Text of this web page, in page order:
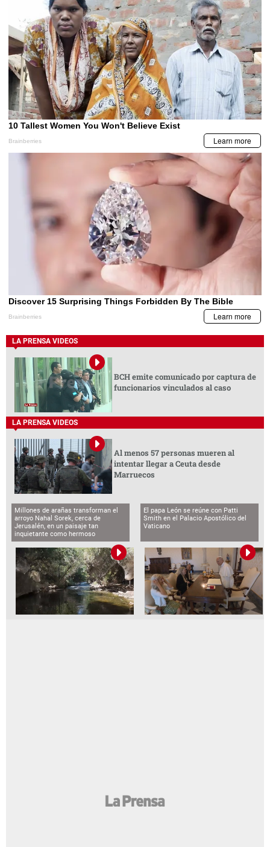
LA PRENSA VIDEOS
BCH emite comunicado por captura de
funcionarios vinculados al caso
LA PRENSA VIDEOS
Al menos 57 personas mueren al
intentar llegar a Ceuta desde
Marruecos
Millones de arañas transforman el
arroyo Nahal Sorek, cerca de
Jerusalén, en un paisaje tan
inquietante como hermoso
El papa León se reúne con Patti
Smith en el Palacio Apostólico del
Vaticano